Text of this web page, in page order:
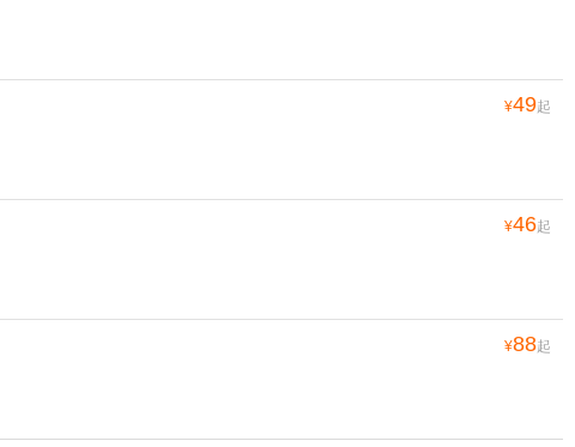
¥49起
¥46起
¥88起